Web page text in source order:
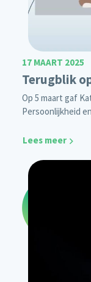
17 MAART 2025
Terugblik
Op 5 maart gaf
Persoonlijkheid
Lees meer